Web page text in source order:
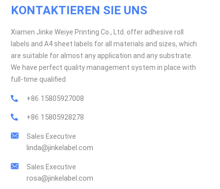
KONTAKTIEREN SIE UNS
Xiamen Jinke Weiye Printing Co., Ltd. offer adhesive roll
labels and A4 sheet labels for all materials and sizes, which
are suitable for almost any application and any substrate.
We have perfect quality management system in place with
full-time qualified
+86 15805927008
+86 15805928278
Sales Executive
linda@jinkelabel.com
Sales Executive
rosa@jinkelabel.com